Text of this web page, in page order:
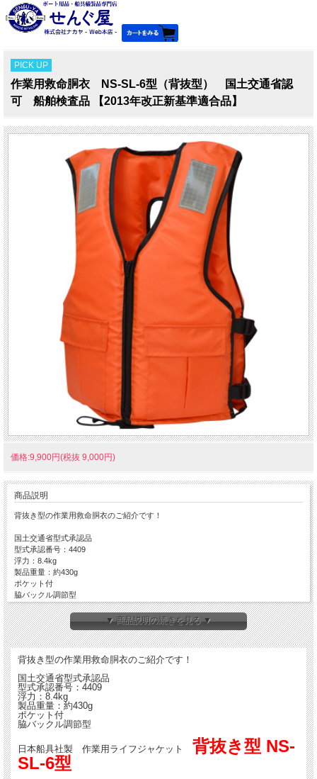
PICK UP
作業用救命胴衣 NS-SL-6型（背抜型） 国土交通省認
可 船舶検査品 【2013年改正新基準適合品】
価格:9,900円(税抜 9,000円)
商品説明
背抜き型の作業用救命胴衣のご紹介です！
国土交通省型式承認品
型式承認番号：4409
浮力：8.4kg
製品重量：約430g
ポケット付
脇バックル調節型
日本船具社製 作業用ライフジャケット背抜き型 NS-SL-6型
もちろん国土交通省認定品です！
作業用救命胴衣としての認可を受けていますので、PI保険の対象となります。
▼ 商品説明の続きを見る ▼
背抜き型の作業用救命胴衣のご紹介です！
国土交通省型式承認品
型式承認番号：4409
浮力：8.4kg
製品重量：約430g
ポケット付
脇バックル調節型
日本船具社製 作業用ライフジャケット 背抜き型 NS-
SL-6型